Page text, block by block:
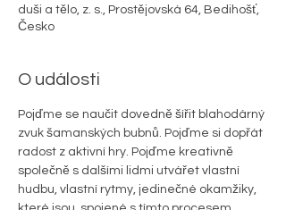
duši a tělo, z. s., Prostějovská 64, Bedihošť,
Česko
O události
Pojďme se naučit dovedně šířit blahodárný
zvuk šamanských bubnů. Pojďme si dopřát
radost z aktivní hry. Pojďme kreativně
společně s dalšími lidmi utvářet vlastní
hudbu, vlastní rytmy, jedinečné okamžiky,